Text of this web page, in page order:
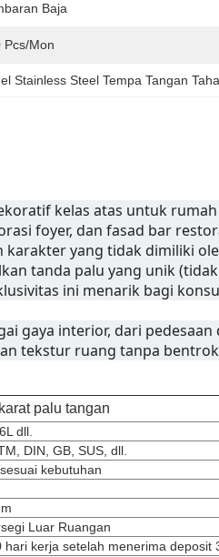
Baja
Pcs/mon
Stainless Steel Tempa Tangan
kelas atas untuk
foyer, dan fasad bar
karakter yang tidak dimiliki
tanda palu yang unik
ini menarik bagi
gaya interior, dari
tekstur ruang tanpa
palu tangan
dll.
DIN, GB, SUS, dll.
kebutuhan
Luar Ruangan
hari kerja setelah menerima deposit